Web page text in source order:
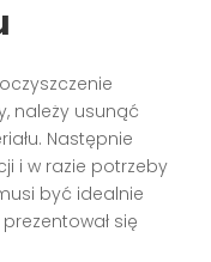
należy usunąć
Następnie
i w razie potrzeby
być idealnie
prezentował się